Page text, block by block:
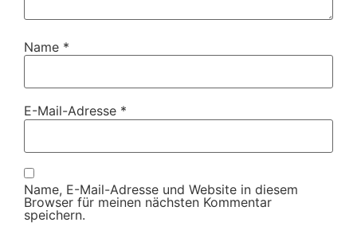
Name *
E-Mail-Adresse *
Name, E-Mail-Adresse und Website in diesem
Browser für meinen nächsten Kommentar
speichern.